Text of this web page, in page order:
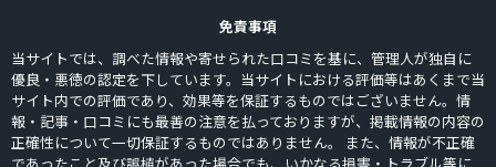
免責事項
当サイトでは、調べた情報や寄せられた口コミを基に、管理人が独自に
優良・悪徳の認定を下しています。当サイトにおける評価等はあくまで当
サイト内での評価であり、効果等を保証するものではございません。情
報・記事・口コミにも最善の注意を払っておりますが、掲載情報の内容の
正確性について一切保証するものではありません。 また、情報が不正確